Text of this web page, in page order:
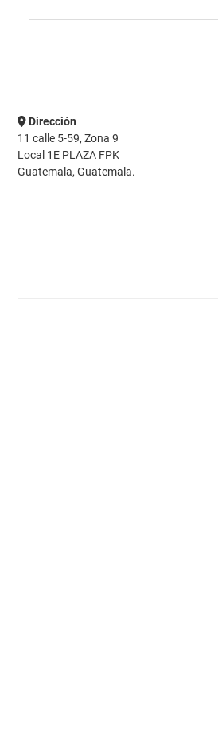
Dirección
11 calle 5-59, Zona 9
Local 1E PLAZA FPK
Guatemala, Guatemala.